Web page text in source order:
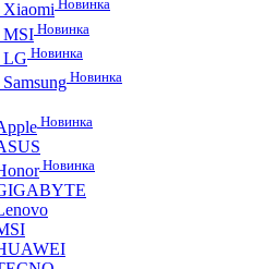
Новинка
Новинка
Новинка
Новинка
Новинка
Новинка